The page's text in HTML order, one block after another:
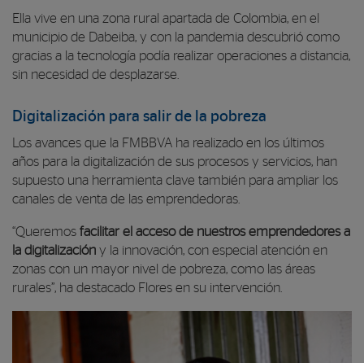
Ella vive en una zona rural apartada de Colombia, en el
municipio de Dabeiba, y con la pandemia descubrió como
gracias a la tecnología podía realizar operaciones a distancia,
sin necesidad de desplazarse.
Digitalización para salir de la pobreza
Los avances que la FMBBVA ha realizado en los últimos
años para la digitalización de sus procesos y servicios, han
supuesto una herramienta clave también para ampliar los
canales de venta de las emprendedoras.
“Queremos facilitar el acceso de nuestros emprendedores a
la digitalización y la innovación, con especial atención en
zonas con un mayor nivel de pobreza, como las áreas
rurales”, ha destacado Flores en su intervención.